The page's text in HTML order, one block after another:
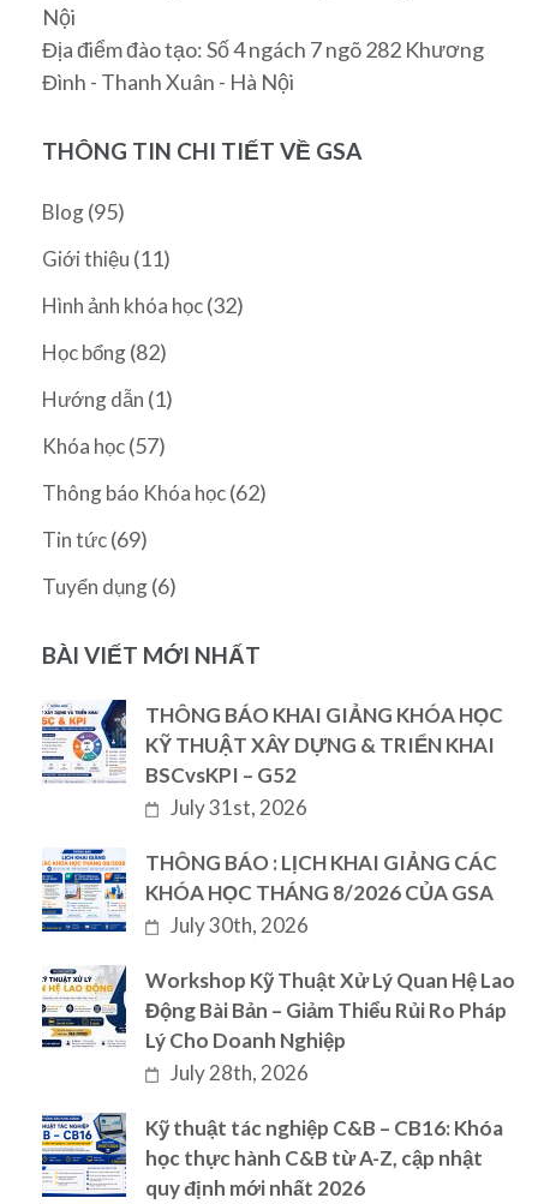
Nội
Địa điểm đào tạo: Số 4 ngách 7 ngõ 282 Khương
Đình - Thanh Xuân - Hà Nội
THÔNG TIN CHI TIẾT VỀ GSA
Blog(95)
Giới thiệu (11)
Hình ảnh khóa học(32)
Học bổng(82)
Hướng dẫn (1)
Khóa học(57)
Thông báo Khóa học(62)
Tin tức(69)
Tuyển dụng(6)
BÀI VIẾT MỚI NHẤT
THÔNG BÁO KHAI GIẢNG KHÓA HỌC
KỸ THUẬT XÂY DỰNG & TRIỂN KHAI
BSCvsKPI – G52
July 31st, 2026
THÔNG BÁO : LỊCH KHAI GIẢNG CÁC
KHÓA HỌC THÁNG 8/2026 CỦA GSA
July 30th, 2026
Workshop Kỹ Thuật Xử Lý Quan Hệ Lao
Động Bài Bản – Giảm Thiểu Rủi Ro Pháp
Lý Cho Doanh Nghiệp
July 28th, 2026
Kỹ thuật tác nghiệp C&B – CB16: Khóa
học thực hành C&B từ A-Z, cập nhật
quy định mới nhất 2026